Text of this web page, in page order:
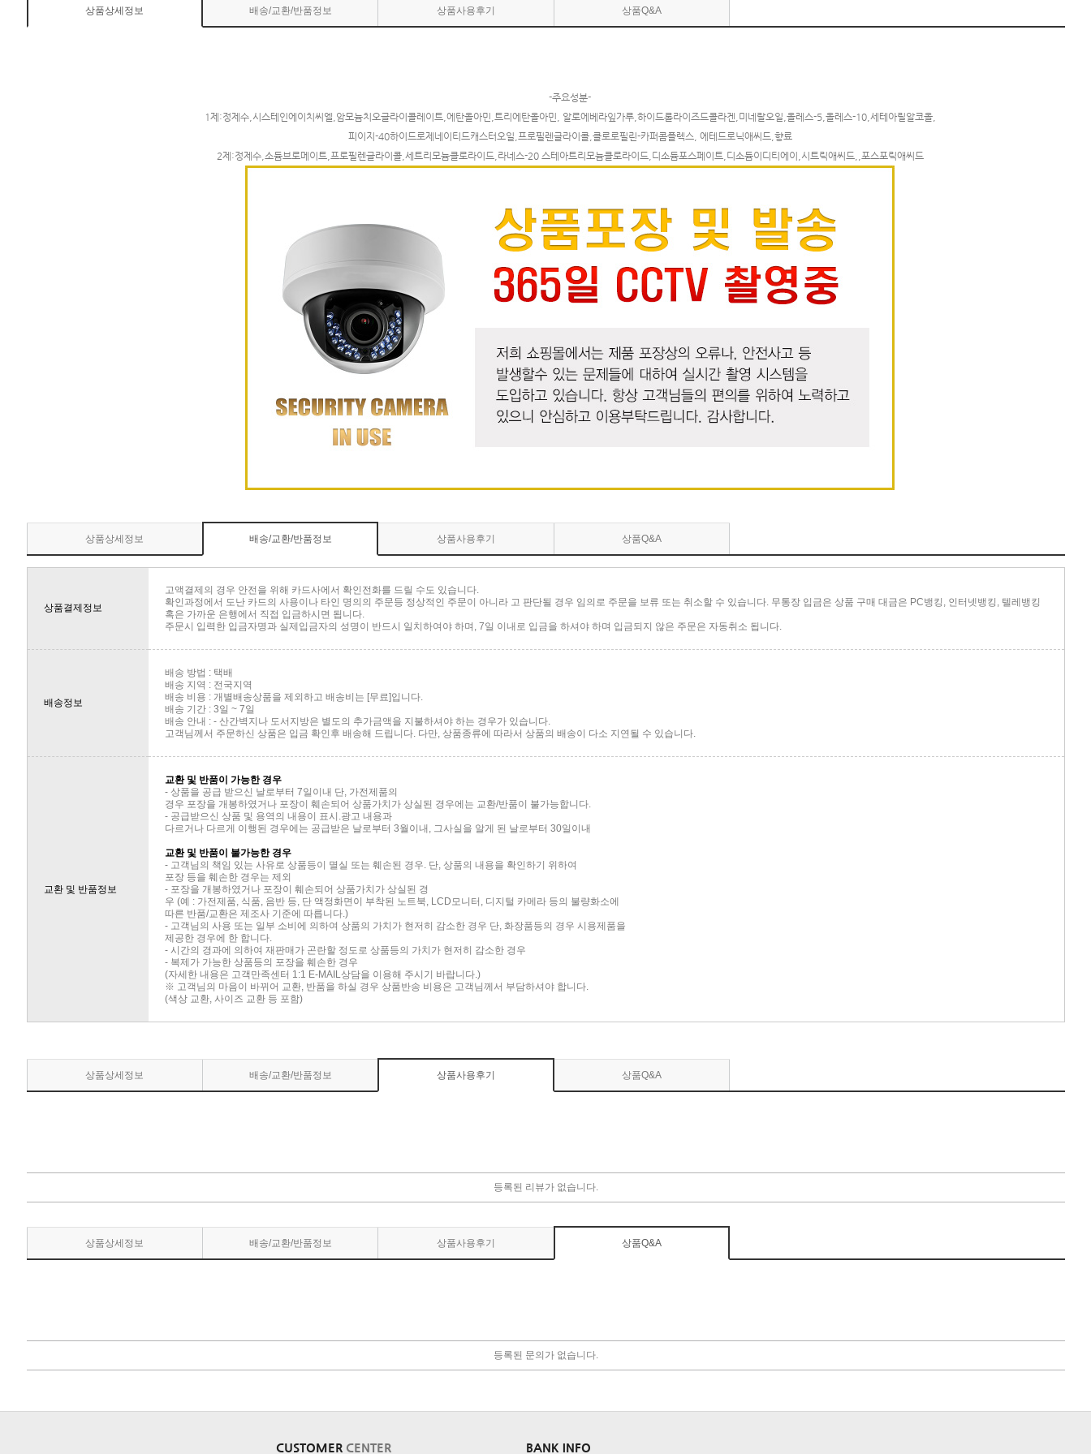
상품상세정보 배송/교환/반품정보 상품사용후기 상품Q&A
-주요성분-
1제:정제수,시스테인에이치씨엘,암모늄치오글라이콜레이트,에탄올아민,트리에탄올아민, 알로에베라잎가루,하이드롤라이즈드콜라겐,미네랄오일,올레스-5,올레스-10,세테아릴알코올,
피이지-40하이드로제네이티드캐스터오일,프로필렌글라이콜,클로로필린-카퍼콤플렉스, 에테드로닉애씨드,향료
2제:정제수,소듐브로메이트,프로필렌글라이콜,세트리모늄클로라이드,라네스-20 스테아트리모늄클로라이드,디소듐포스페이트,디소듐이디티에이,시트릭애씨드,,포스포릭애씨드
상품상세정보 배송/교환/반품정보 상품사용후기 상품Q&A
상품결제정보
고액결제의 경우 안전을 위해 카드사에서 확인전화를 드릴 수도 있습니다.
확인과정에서 도난 카드의 사용이나 타인 명의의 주문등 정상적인 주문이 아니라 고 판단될 경우 임의로 주문을 보류 또는 취소할 수 있습니다. 무통장 입금은 상품 구매 대금은 PC뱅킹, 인터넷뱅킹, 텔레뱅킹
혹은 가까운 은행에서 직접 입금하시면 됩니다.
주문시 입력한 입금자명과 실제입금자의 성명이 반드시 일치하여야 하며, 7일 이내로 입금을 하셔야 하며 입금되지 않은 주문은 자동취소 됩니다.
배송정보
배송 방법 : 택배
배송 지역 : 전국지역
배송 비용 : 개별배송상품을 제외하고 배송비는 [무료]입니다.
배송 기간 : 3일 ~ 7일
배송 안내 : - 산간벽지나 도서지방은 별도의 추가금액을 지불하셔야 하는 경우가 있습니다.
고객님께서 주문하신 상품은 입금 확인후 배송해 드립니다. 다만, 상품종류에 따라서 상품의 배송이 다소 지연될 수 있습니다.
교환 및 반품정보
교환 및 반품이 가능한 경우
- 상품을 공급 받으신 날로부터 7일이내 단, 가전제품의
경우 포장을 개봉하였거나 포장이 훼손되어 상품가치가 상실된 경우에는 교환/반품이 불가능합니다.
- 공급받으신 상품 및 용역의 내용이 표시.광고 내용과
다르거나 다르게 이행된 경우에는 공급받은 날로부터 3월이내, 그사실을 알게 된 날로부터 30일이내
교환 및 반품이 불가능한 경우
- 고객님의 책임 있는 사유로 상품등이 멸실 또는 훼손된 경우. 단, 상품의 내용을 확인하기 위하여
포장 등을 훼손한 경우는 제외
- 포장을 개봉하였거나 포장이 훼손되어 상품가치가 상실된 경
우 (예 : 가전제품, 식품, 음반 등, 단 액정화면이 부착된 노트북, LCD모니터, 디지털 카메라 등의 불량화소에
따른 반품/교환은 제조사 기준에 따릅니다.)
- 고객님의 사용 또는 일부 소비에 의하여 상품의 가치가 현저히 감소한 경우 단, 화장품등의 경우 시용제품을
제공한 경우에 한 합니다.
- 시간의 경과에 의하여 재판매가 곤란할 정도로 상품등의 가치가 현저히 감소한 경우
- 복제가 가능한 상품등의 포장을 훼손한 경우
(자세한 내용은 고객만족센터 1:1 E-MAIL상담을 이용해 주시기 바랍니다.)
※ 고객님의 마음이 바뀌어 교환, 반품을 하실 경우 상품반송 비용은 고객님께서 부담하셔야 합니다.
(색상 교환, 사이즈 교환 등 포함)
상품상세정보 배송/교환/반품정보 상품사용후기 상품Q&A
등록된 리뷰가 없습니다.
상품상세정보 배송/교환/반품정보 상품사용후기 상품Q&A
등록된 문의가 없습니다.
CUSTOMER CENTER BANK INFO